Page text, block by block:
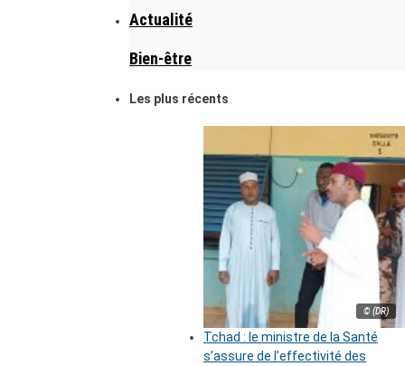
Actualité
Bien-être
Les plus récents
© (DR)
Tchad : le ministre de la Santé
s’assure de l’effectivité des